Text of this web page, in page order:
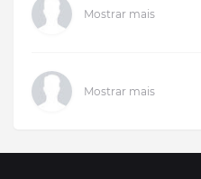
Mostrar mais
Mostrar mais